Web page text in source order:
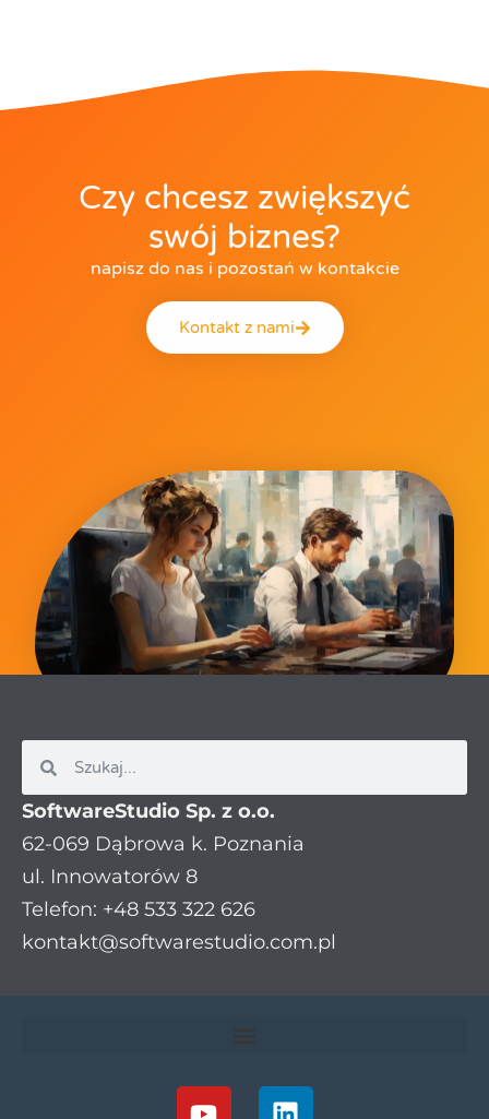
Czy chcesz zwiększyć
swój biznes?
napisz do nas i pozostań w kontakcie
Kontakt z nami
SoftwareStudio Sp. z o.o.
62-069 Dąbrowa k. Poznania
ul. Innowatorów 8
Telefon: +48 533 322 626
kontakt@softwarestudio.com.pl